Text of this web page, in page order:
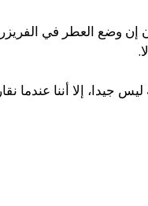
إن وضع العطر في
إلا أننا عندما